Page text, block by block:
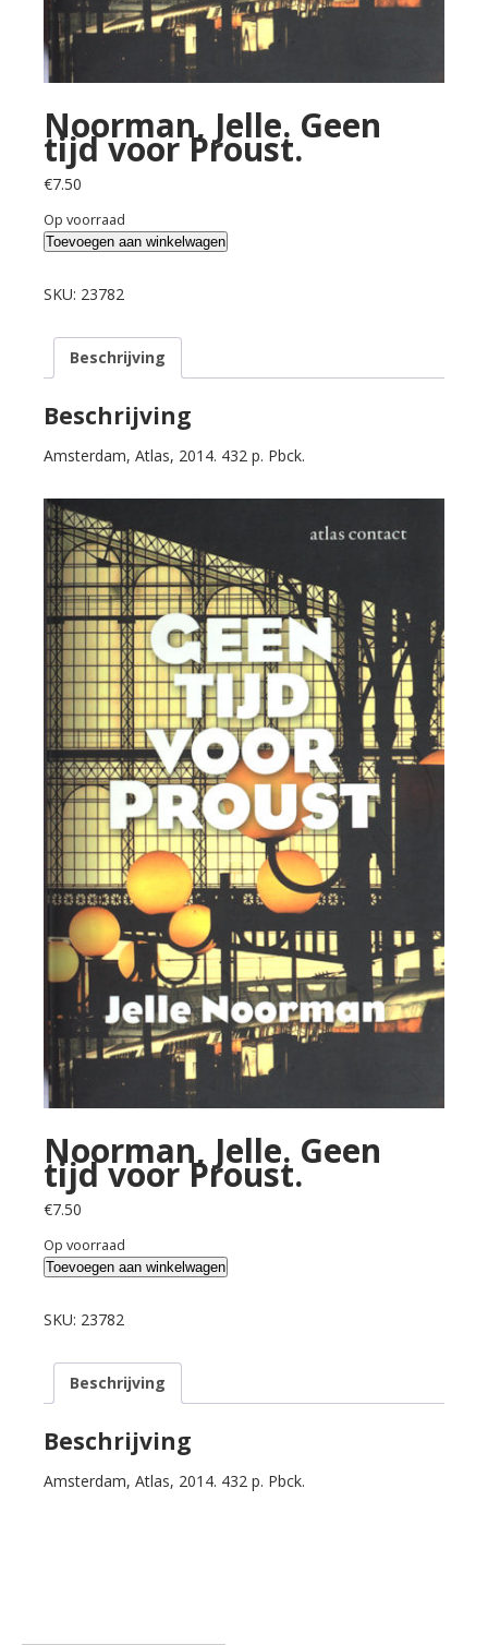
Noorman, Jelle. Geen
tijd voor Proust.
€7.50
Op voorraad
Noorman,
Geen
voor
Proust.
Toevoegen aan winkelwagen
SKU: 23782
Beschrijving
Beschrijving
Amsterdam, Atlas, 2014. 432 p. Pbck.
Noorman, Jelle. Geen
tijd voor Proust.
€7.50
Op voorraad
Noorman,
Geen
voor
Proust.
aantal
Toevoegen aan winkelwagen
SKU: 23782
Beschrijving
Beschrijving
Amsterdam, Atlas, 2014. 432 p. Pbck.